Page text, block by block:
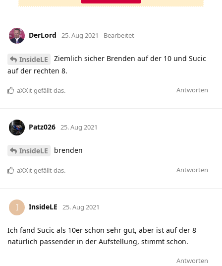
DerLord 25. Aug 2021 Bearbeitet
InsideLE
Ziemlich sicher Brenden auf der 10 und Sucic
auf der rechten 8.
Antworten
aXXitgefällt das.
Patz026 25. Aug 2021
InsideLE brenden
Antworten
aXXitgefällt das.
I InsideLE 25. Aug 2021
Ich fand Sucic als 10er schon sehr gut, aber ist auf der 8
natürlich passender in der Aufstellung, stimmt schon.
Antworten